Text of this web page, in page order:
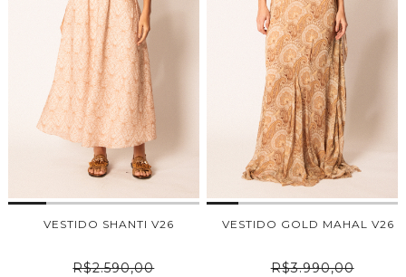
VESTIDO SHANTI V26
R$2.590,00
VESTIDO GOLD MAHAL V26
R$3.990,00